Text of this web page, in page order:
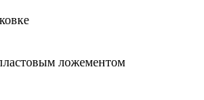
ложементом